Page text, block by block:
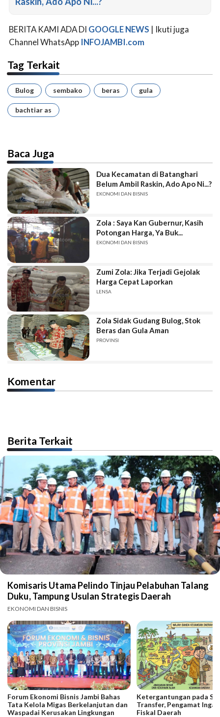
BERITA KAMI ADA DI GOOGLE NEWS | Ikuti juga
Channel WhatsApp INFOJAMBI.com
Tag Terkait
Bulog sembako beras gula
bachtiar as
Baca Juga
Dua Kecamatan di Batanghari
Belum Ambil Raskin, Ado Apo Ni...?
EKONOMI DAN BISNIS
Zola : Saya Kan Gubernur, Kasih
Potongan Harga, Ya Buk...
EKONOMI DAN BISNIS
Zumi Zola: Jika Terjadi Gejolak
Harga Cepat Laporkan
LENSA
Zola Sidak Gudang Bulog, Stok
Beras dan Gula Aman
PROVINSI
Komentar
Berita Terkait
Komisaris Utama Pelindo Tinjau Pelabuhan Talang
Duku, Tampung Usulan Strategis Daerah
EKONOMI DAN BISNIS
Forum Ekonomi Bisnis Jambi Bahas
Tata Kelola Migas Berkelanjutan dan
Waspadai Kerusakan Lingkungan
Ketergantungan pada
Transfer, Pengamat
Fiskal Daerah